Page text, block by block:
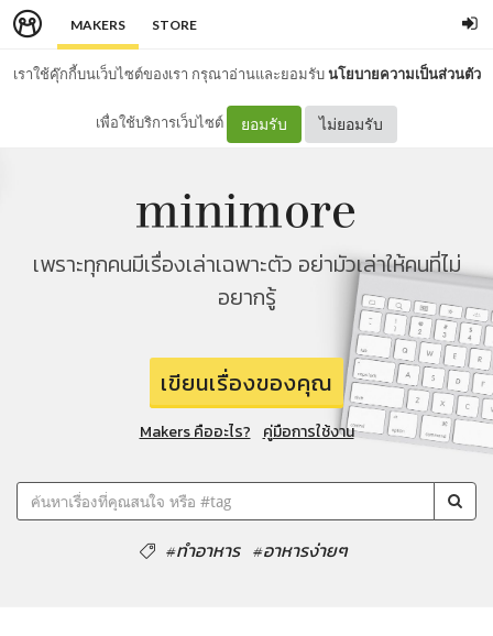
MAKERS STORE
เราใช้คุ๊กกี้บนเว็บไซต์ของเรา กรุณาอ่านและยอมรับนโยบายความเป็นส่วนตัว
เพื่อใช้บริการเว็บไซต์ ยอมรับ ไม่ยอมรับ
เพราะทุกคนมีเรื่องเล่าเฉพาะตัว อย่ามัวเล่าให้คนที่ไม่
อยากรู้
เขียนเรื่องของคุณ
Makers คืออะไร? คู่มือการใช้งาน
#ทำอาหาร #อาหารง่ายๆ